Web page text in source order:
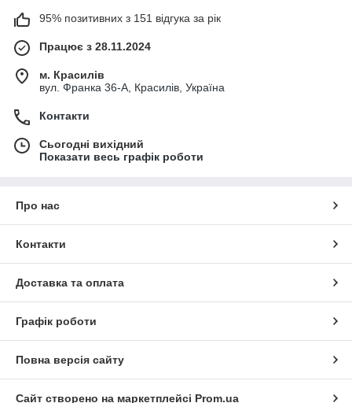
95% позитивних з 151 відгука за рік
Працює з 28.11.2024
м. Красилів
вул. Франка 36-А, Красилів, Україна
Контакти
Сьогодні вихідний
Показати весь графік роботи
Про нас
Контакти
Доставка та оплата
Графік роботи
Повна версія сайту
Сайт створено на маркетплейсі Prom.ua